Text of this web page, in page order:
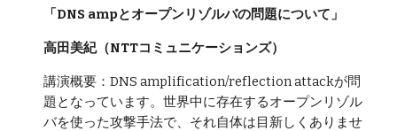
「DNS ampとオープンリゾルバの問題について」
高田美紀（NTTコミュニケーションズ）
講演概要：DNS amplification/reflection attackが問
題となっています。世界中に存在するオープンリゾル
バを使った攻撃手法で、それ自体は目新しくありませ